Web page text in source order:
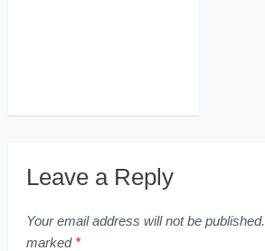
Leave a Reply
Your email address will not be published.
marked *